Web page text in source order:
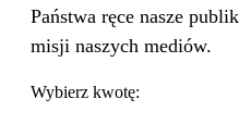
Państwa ręce nasze
misji naszych mediów.
Wybierz kwotę: